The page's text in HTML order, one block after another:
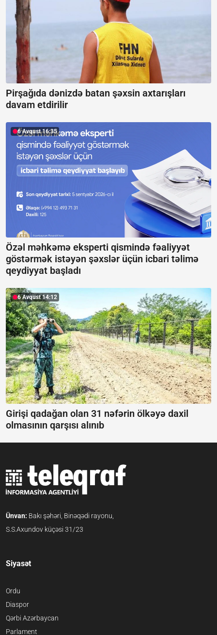
Pirşağıda dənizdə batan şəxsin axtarışları
davam etdirilir
6 Avqust 16:35
Özəl məhkəmə eksperti qismində fəaliyyət
göstərmək istəyən şəxslər üçün icbari təlimə
qeydiyyat başladı
6 Avqust 14:12
Girişi qadağan olan 31 nəfərin ölkəyə daxil
olmasının qarşısı alınıb
Ünvan: Bakı şəhəri, Binəqədi rayonu,
S.S.Axundov küçəsi 31/23
Siyasət
Ordu
Diaspor
Qərbi Azərbaycan
Parlament